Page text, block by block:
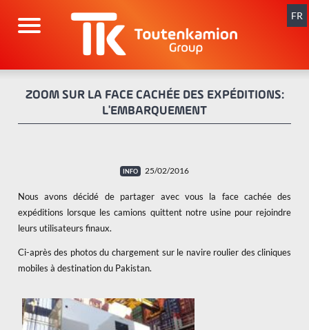
contenu
FR
ZOOM SUR LA FACE CACHÉE DES EXPÉDITIONS:
L'EMBARQUEMENT
25/02/2016
Nous avons décidé de partager avec vous la face cachée des
expéditions lorsque les camions quittent notre usine pour rejoindre
leurs utilisateurs finaux.
Ci-après des photos du chargement sur le navire roulier des cliniques
mobiles à destination du Pakistan.